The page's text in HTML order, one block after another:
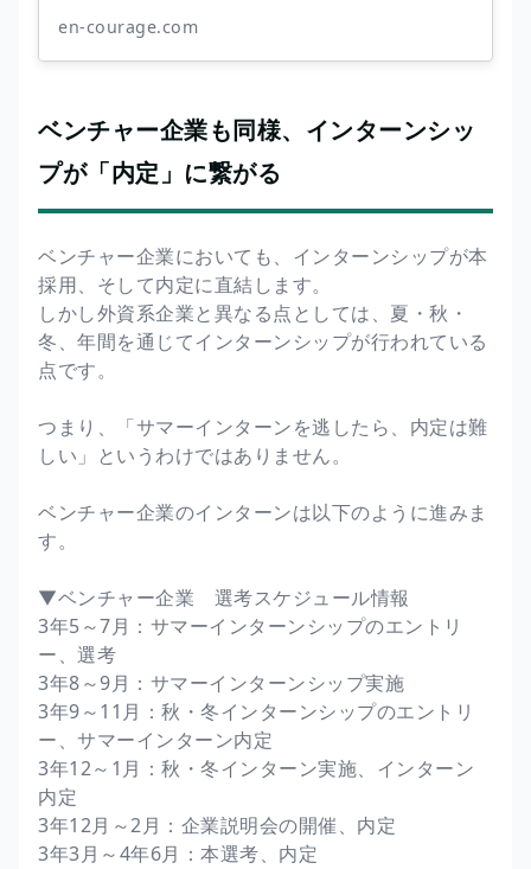
en-courage.com
ベンチャー企業も同様、インターンシッ
プが「内定」に繋がる
ベンチャー企業においても、インターンシップが本
採用、そして内定に直結します。
しかし外資系企業と異なる点としては、夏・秋・
冬、年間を通じてインターンシップが行われている
点です。
つまり、「サマーインターンを逃したら、内定は難
しい」というわけではありません。
ベンチャー企業のインターンは以下のように進みま
す。
▼ベンチャー企業 選考スケジュール情報
3年5～7月：サマーインターンシップのエントリ
ー、選考
3年8～9月：サマーインターンシップ実施
3年9～11月：秋・冬インターンシップのエントリ
ー、サマーインターン内定
3年12～1月：秋・冬インターン実施、インターン
内定
3年12月～2月：企業説明会の開催、内定
3年3月～4年6月：本選考、内定